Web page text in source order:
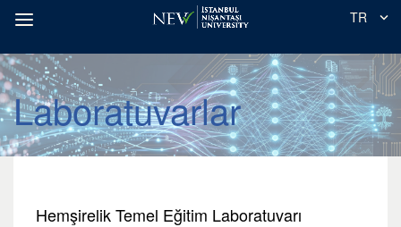
TR
Laboratuvarlar
Hemşirelik Temel Eğitim Laboratuvarı